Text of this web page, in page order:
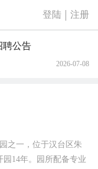
登陆 注册
聘公告
2026-07-08
之一，位于汉台区朱
14年。园所配备专业